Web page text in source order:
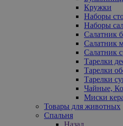
Кружки
Наборы
Наборы
Салатник
Салатник
Салатник
Тарелки
Тарелки
Тарелки
Чайные,
Миски
Товары для животных
Спальня
Назад